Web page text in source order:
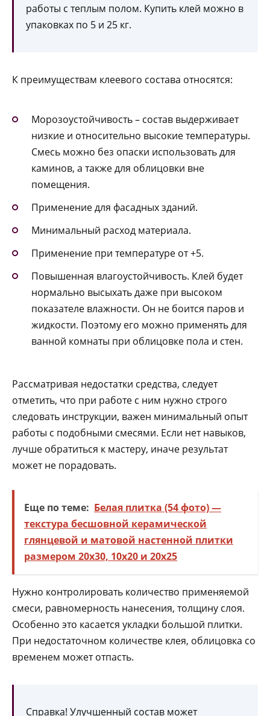
работы с теплым полом. Купить клей можно в
упаковках по 5 и 25 кг.
К преимуществам клеевого состава относятся:
Морозоустойчивость – состав выдерживает
низкие и относительно высокие температуры.
Смесь можно без опаски использовать для
каминов, а также для облицовки вне
помещения.
Применение для фасадных зданий.
Минимальный расход материала.
Применение при температуре от +5.
Повышенная влагоустойчивость. Клей будет
нормально высыхать даже при высоком
показателе влажности. Он не боится паров и
жидкости. Поэтому его можно применять для
ванной комнаты при облицовке пола и стен.
Рассматривая недостатки средства, следует
отметить, что при работе с ним нужно строго
следовать инструкции, важен минимальный опыт
работы с подобными смесями. Если нет навыков,
лучше обратиться к мастеру, иначе результат
может не порадовать.
Еще по теме: Белая плитка (54 фото) —
текстура бесшовной керамической
глянцевой и матовой настенной плитки
размером 20х30, 10х20 и 20х25
Нужно контролировать количество применяемой
смеси, равномерность нанесения, толщину слоя.
Особенно это касается укладки большой плитки.
При недостаточном количестве клея, облицовка со
временем может отпасть.
Справка! Улучшенный состав может